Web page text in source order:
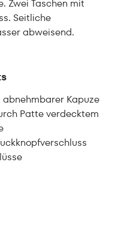
Zwei Taschen mit
Seitliche
abweisend.
Kapuze
Patte verdecktem